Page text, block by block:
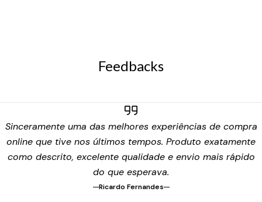
Feedbacks
Sinceramente uma das melhores experiências de compra
online que tive nos últimos tempos. Produto exatamente
como descrito, excelente qualidade e envio mais rápido
do que esperava.
Ricardo Fernandes